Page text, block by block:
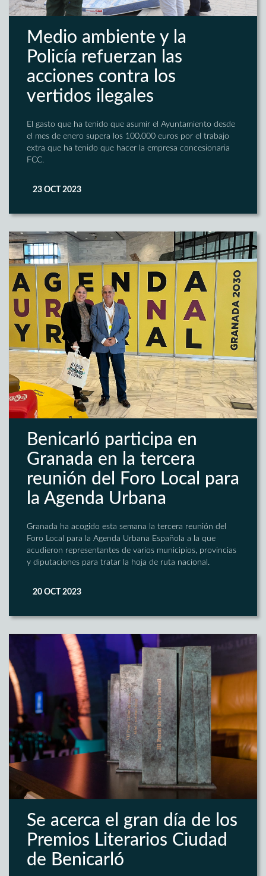
Medio ambiente y la
Policía refuerzan las
acciones contra los
vertidos ilegales
El gasto que ha tenido que asumir el Ayuntamiento desde
el mes de enero supera los 100.000 euros por el trabajo
extra que ha tenido que hacer la empresa concesionaria
FCC.
23 OCT 2023
Benicarló participa en
Granada en la tercera
reunión del Foro Local para
la Agenda Urbana
Granada ha acogido esta semana la tercera reunión del
Foro Local para la Agenda Urbana Española a la que
acudieron representantes de varios municipios, provincias
y diputaciones para tratar la hoja de ruta nacional.
20 OCT 2023
Se acerca el gran día de los
Premios Literarios Ciudad
de Benicarló